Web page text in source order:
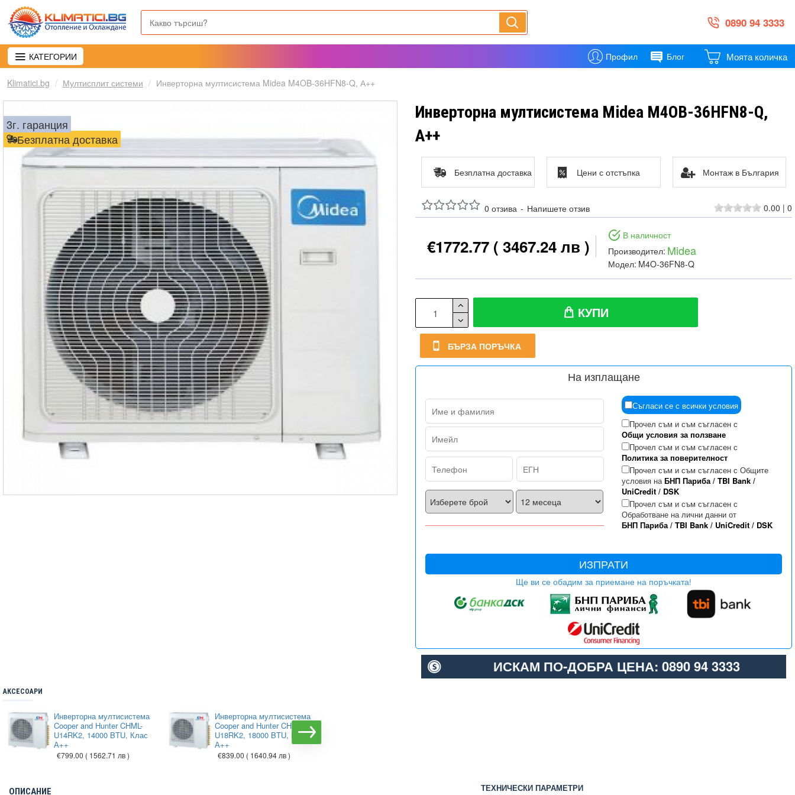
0890 94 3333
КАТЕГОРИИ Профил Блог Моята количка
Klimatici.bg Мултисплит системи Инверторна мултисистема Midea M4OB-36HFN8-Q, А++
Безплатна доставка
3г. гаранция
Инверторна мултисистема Midea M4OB-36HFN8-Q,
А++
0 отзива - Напишете отзив 0.00 | 0
€1772.77 ( 3467.24 лв )
В наличност
Производител: Midea
Модел: M4O-36FN8-Q
КУПИ
БЪРЗА ПОРЪЧКА
На изплащане
Съгласи се с всички условия
Прочел съм и съм съгласен с
Общи условия за ползване
Прочел съм и съм съгласен с
Политика за поверителност
Прочел съм и съм съгласен с Общите
условия наБНП Париба/ TBI Bank/
UniCredit/ DSK
Прочел съм и съм съгласен с
Обработване на лични данни от
БНП Париба/ TBI Bank/ UniCredit/ DSK
ИЗПРАТИ
Ще ви се обадим за приемане на поръчката!
Безплатна доставка Цени с отстъпка Монтаж в България
ИСКАМ ПО-ДОБРА ЦЕНА: 0890 94 3333
АКСЕСОАРИ
Инверторна мултисистема
Cooper and Hunter CHML-
U14RK2, 14000 BTU, Клас
А++
€799.00 ( 1562.71 лв )
Инверторна мултисистема
Cooper and Hunter CHML-
U18RK2, 18000 BTU, Клас
А++
€839.00 ( 1640.94 лв )
ОПИСАНИЕ ТЕХНИЧЕСКИ ПАРАМЕТРИ